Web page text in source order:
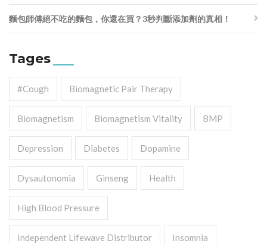
麵包師傅絕不吃的麵包，你還在買？3秒判斷添加劑的真相！
Tages
#cough Biomagnetic Pair Therapy
Biomagnetism Biomagnetism Vitality BMP
Depression Diabetes Dopamine
Dysautonomia Ginseng Health
High Blood Pressure
Independent Lifewave Distributor Insomnia